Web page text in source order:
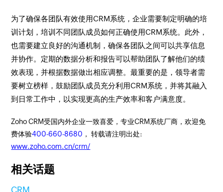
为了确保各团队有效使用CRM系统，企业需要制定明确的培
训计划，培训不同团队成员如何正确使用CRM系统。此外，
也需要建立良好的沟通机制，确保各团队之间可以共享信息
并协作。定期的数据分析和报告可以帮助团队了解他们的绩
效表现，并根据数据做出相应调整。最重要的是，领导者需
要树立榜样，鼓励团队成员充分利用CRM系统，并将其融入
到日常工作中，以实现更高的生产效率和客户满意度。
Zoho CRM受国内外企业一致喜爱，专业CRM系统厂商，欢迎免
费体验400-660-8680 ， 转载请注明出处:
www.zoho.com.cn/crm/
相关话题
CRM